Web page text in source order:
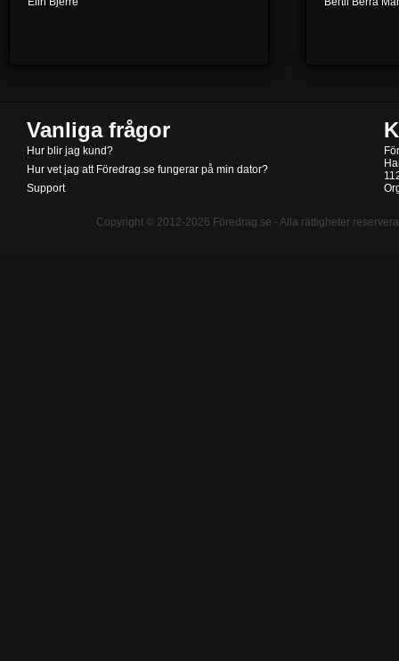
Vanliga frågor
Hur blir jag kund?
Hur vet jag att Föredrag.se fungerar på min dator?
Support
Copyright © 2012-2026 Föredrag.se - Alla rättigheter